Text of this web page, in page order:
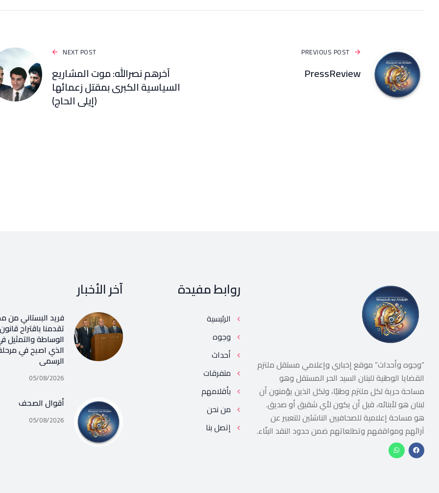
PREVIOUS POST
PressReview
NEXT POST
آخرهم نصرالله: موت المشاريع
السياسية الكبرى بمقتل زعمائها
(إيلي الحاج)
“وجوه وأحداث” موقع إخباري وإعلامي مستقل ملتزم
القضايا الوطنية للبنان السيد الحر المستقل وهو
مساحة حرية لكل ملتزم وطنيًا، ولكل الذين يؤمنون أن
لبنان هو لأبنائه، قبل أن يكون لأي شقيق أو صديق.
هو مساحة إعلامية للصحافيين الناشئين للتعبير عن
آرائهم ومواقفهم وتطلعاتهم ضمن حدود النقد البنّاء.
روابط مفيدة
الرئيسية
وجوه
أحداث
متفرقات
بأقلامهم
من نحن
إتصل بنا
آخر الأخبار
فريد البستاني من
تقدمنا باقتراح
الوساطة والتمثيل
الذي اصبح في
الرسمي
05/08/2026
أقوال الصحف
05/08/2026